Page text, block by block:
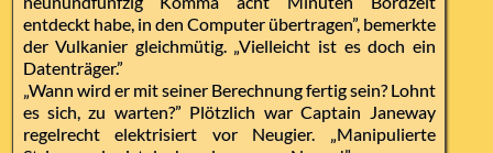
entdeckt habe, in den Computer übertragen”, bemerkte
der Vulkanier gleichmütig. „Vielleicht ist es doch ein
Datenträger.”
„Wann wird er mit seiner Berechnung fertig sein? Lohnt
es sich, zu warten?” Plötzlich war Captain Janeway
regelrecht elektrisiert vor Neugier. „Manipulierte